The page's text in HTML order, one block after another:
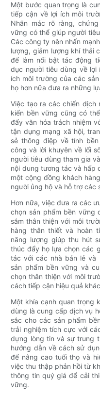
Một bước quan trọng là
tiếp cận về lợi ích môi
Nhãn mác rõ ràng,
vững có thể giúp người
Các công ty nên nhấn
lượng, giảm lượng khí thải
để làm nổi bật tác động
dục người tiêu dùng về lợi
ích môi trường của các
họ hơn nữa đưa ra những
Việc tạo ra các chiến dịch
kiến ​​bền vững cũng có
đẩy văn hóa trách nhiệm
tận dụng mạng xã hội,
sẻ thông điệp về tính
công và lời khuyên về lối
người tiêu dùng tham gia
nội dung tương tác và hấp
một cộng đồng khách
người ủng hộ và hỗ trợ các
Hơn nữa, việc đưa ra các
chọn sản phẩm bền vững
sắm thân thiện với môi
hàng thân thiết và hoàn
năng lượng giúp thu hút
thúc đẩy họ lựa chọn các
tác với các nhà bán lẻ và
sản phẩm bền vững và
chọn thân thiện với môi
cách tiếp cận hiệu quả
Một khía cạnh quan trọng
dùng là cung cấp dịch vụ
sắc cho các sản phẩm
trải nghiệm tích cực với
dựng lòng tin và sự trung
hướng dẫn về cách sử
để nâng cao tuổi thọ và
việc thu thập phản hồi từ
thông tin quý giá để cải
vững.